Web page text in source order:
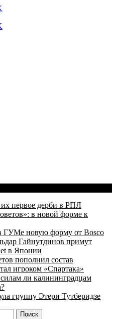
первое дерби в РПЛ
в новой форме к
ГУМе новую форму от Bosco
Гайнутдинов примут
в Японии
пополнил состав
игроком «Спартака»
ли калининградцам
группу Этери Тутберидзе